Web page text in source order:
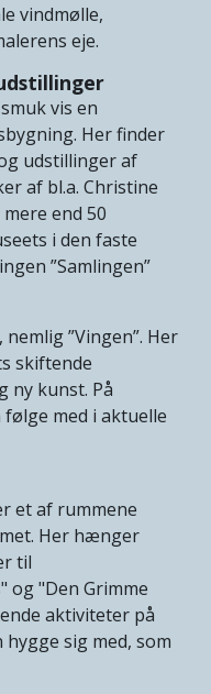
vindmølle,
eje.
vis en
Her finder
udstillinger af
af bl.a. Christine
end 50
i den faste
”Samlingen”
”Vingen”. Her
skiftende
ny kunst. På
med i aktuelle
et af rummene
Her hænger
til
"Den Grimme
aktiviteter på
sig med, som